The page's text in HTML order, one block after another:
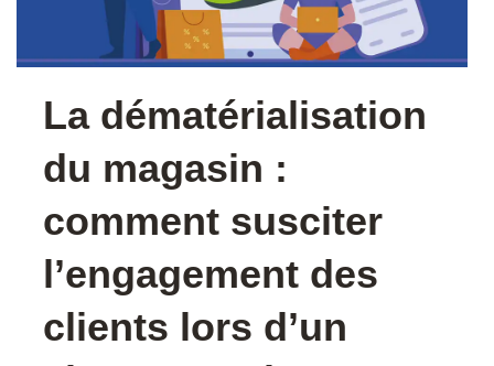
La dématérialisation
du magasin :
comment susciter
l’engagement des
clients lors d’un